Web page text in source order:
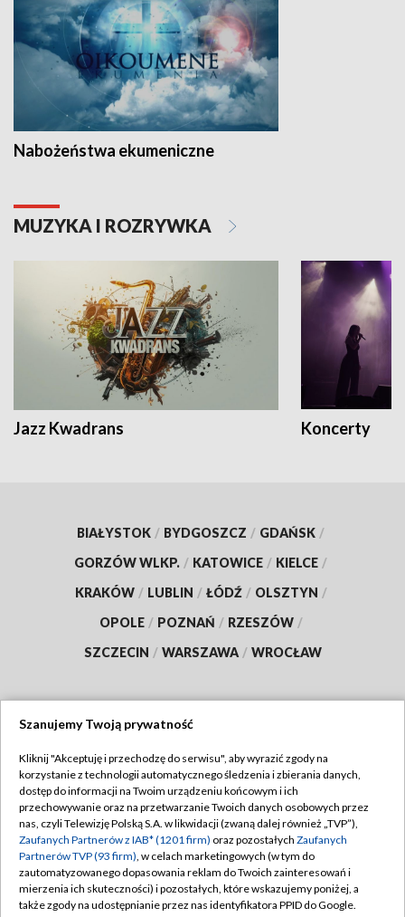
Nabożeństwa ekumeniczne
MUZYKA I ROZRYWKA
Jazz Kwadrans Koncerty
BIAŁYSTOK / BYDGOSZCZ / GDAŃSK /
GORZÓW WLKP. / KATOWICE / KIELCE /
KRAKÓW / LUBLIN / ŁÓDŹ / OLSZTYN /
OPOLE / POZNAŃ / RZESZÓW /
SZCZECIN / WARSZAWA / WROCŁAW
TVP
Abonament TVP
Emisja w TVP
Centrum informacji TVP
Naziemna Telewizja Cyfrowa
Regulamin TVP
Polityka prywatności
Moje zgody
Pomoc
Szanujemy Twoją prywatność
Kliknij "Akceptuję i przechodzę do serwisu", aby wyrazić zgody na
korzystanie z technologii automatycznego śledzenia i zbierania danych,
dostęp do informacji na Twoim urządzeniu końcowym i ich
przechowywanie oraz na przetwarzanie Twoich danych osobowych przez
nas, czyli Telewizję Polską S.A. w likwidacji (zwaną dalej również „TVP”),
Zaufanych Partnerów z IAB* (1201 firm) oraz pozostałych Zaufanych
Partnerów TVP (93 firm), w celach marketingowych (w tym do
zautomatyzowanego dopasowania reklam do Twoich zainteresowań i
mierzenia ich skuteczności) i pozostałych, które wskazujemy poniżej, a
także zgody na udostępnianie przez nas identyfikatora PPID do Google.